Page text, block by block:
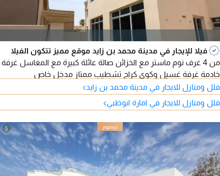
فيلا للإيجار في مدينة محمد بن زايد موقع مميز تتكون الفيلا
من 4 غرف نوم ماستر مع الخزائن صالة عائلة كبيرة مع المغاسل غرفة
خادمة غرفة غسيل وكوي كراج تشطيب ممتاز مدخل خاص
فلل ومنازل للايجار في مدينة محمد بن زايد›
فلل ومنازل للايجار في امارة ابوظبي›
5